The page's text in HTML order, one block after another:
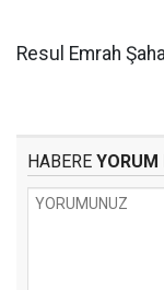
Resul Emrah
HABERE YORUM